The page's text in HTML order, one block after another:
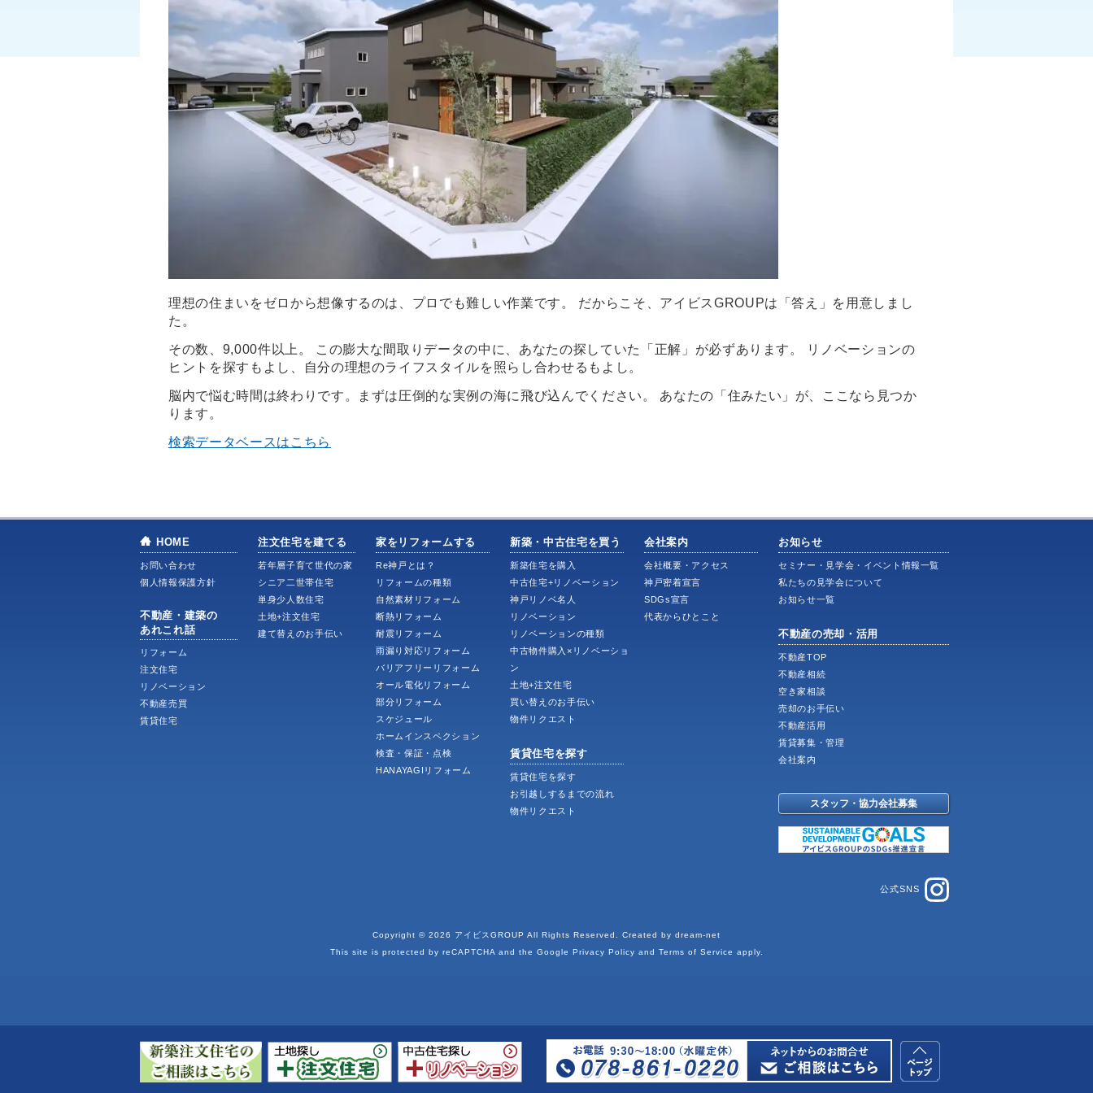
理想の住まいをゼロから想像するのは、プロでも難しい作業です。 だからこそ、アイビスGROUPは「答え」を用意しまし
た。
その数、9,000件以上。 この膨大な間取りデータの中に、あなたの探していた「正解」が必ずあります。 リノベーションの
ヒントを探すもよし、自分の理想のライフスタイルを照らし合わせるもよし。
脳内で悩む時間は終わりです。まずは圧倒的な実例の海に飛び込んでください。 あなたの「住みたい」が、ここなら見つか
ります。
検索データベースはこちら
HOME
お問い合わせ
個人情報保護方針
不動産・建築の
あれこれ話
リフォーム
注文住宅
リノベーション
不動産売買
賃貸住宅
注文住宅を建てる
若年層子育て世代の家
シニア二世帯住宅
単身少人数住宅
土地+注文住宅
建て替えのお手伝い
家をリフォームする
Re神戸とは？
リフォームの種類
自然素材リフォーム
断熱リフォーム
耐震リフォーム
雨漏り対応リフォーム
バリアフリーリフォーム
オール電化リフォーム
部分リフォーム
スケジュール
ホームインスペクション
検査・保証・点検
HANAYAGIリフォーム
新築・中古住宅を買う
新築住宅を購入
中古住宅+リノベーション
神戸リノベ名人
リノベーション
リノベーションの種類
中古物件購入×リノベーショ
ン
土地+注文住宅
買い替えのお手伝い
物件リクエスト
賃貸住宅を探す
賃貸住宅を探す
お引越しするまでの流れ
物件リクエスト
会社案内
会社概要・アクセス
神戸密着宣言
SDGs宣言
代表からひとこと
お知らせ
セミナー・見学会・イベント情報一覧
私たちの見学会について
お知らせ一覧
不動産の売却・活用
不動産TOP
不動産相続
空き家相談
売却のお手伝い
不動産活用
賃貸募集・管理
会社案内
スタッフ・協力会社募集
公式SNS
Copyright © 2026 アイビスGROUP All Rights Reserved. Created by dream-net
This site is protected by reCAPTCHA and the Google Privacy Policy and Terms of Service apply.